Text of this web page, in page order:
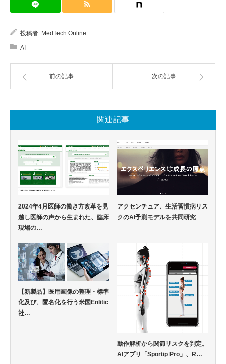
投稿者: MedTech Online
AI
前の記事 次の記事
関連記事
2024年4月医師の働き方改革を見
越し医師の声から生まれた、臨床
現場の…
アクセンチュア、生活習慣病リス
クのAI予測モデルを共同研究
【新製品】医用画像の整理・標準
化及び、匿名化を行う米国Enlitic
社…
動作解析から関節リスクを判定。
AIアプリ「Sportip Pro」、R…